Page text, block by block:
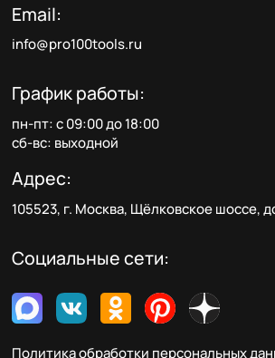
Email:
info@pro100tools.ru
График работы:
пн-пт: с 09:00 до 18:00
сб-вс: выходной
Адрес:
105523, г. Москва, Щёлковское шоссе,
Социальные сети:
Политика обработки персональных